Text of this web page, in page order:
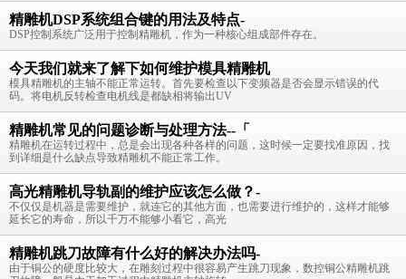
精雕机DSP系统组合键的用法及特点-
DSP控制系统广泛用于控制精雕机，作为一种核心组成部件存在。
今天我们就来了解下如何维护模具精雕机
模具精雕机的主轴不能正常运转。首先要检查以下变频器是否会显示错误的代
码。将电机反转检查电机线是都缺相将输出UV
精雕机常见的问题诊断与处理方法--「
精雕机在运转过程中，总是会出现各种各样的问题，这时候一定要找准原因，找
到详细是什么缺点导致精雕机不能正常工作。
高光精雕机导轨副的维护应该怎么做？-
不仅仅是机器是需要维护，就连它的其他方面，也需要进行维护的，这样才能够
延长它的寿命，所以千万不能够小看它，高光
精雕机跳刀故障有什么好的解决办法吗-
由于铜公的硬度比较大，在雕刻过程中很容易产生跳刀现象，数控铜公精雕机跳